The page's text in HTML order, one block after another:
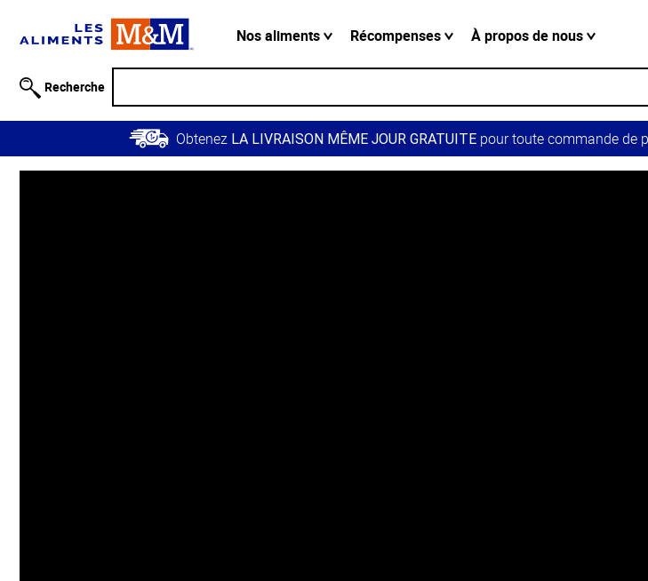
relative à
Passer
contenu
Retour à
Nos aliments Récompenses À propos de nous
Recherche
Obtenez LA LIVRAISON MÊME JOUR GRATUITEpour toute commande de